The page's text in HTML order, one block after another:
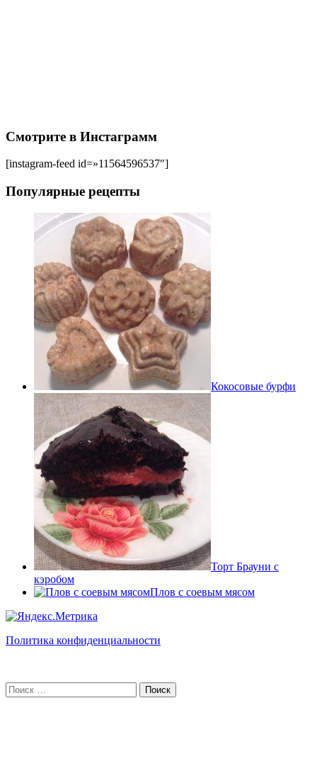
Смотрите в Инстаграмм
[instagram-feed id=»11564596537″]
Популярные рецепты
Кокосовые бурфи
Торт Брауни с
кэробом
Плов с соевым мясом
Политика конфиденциальности